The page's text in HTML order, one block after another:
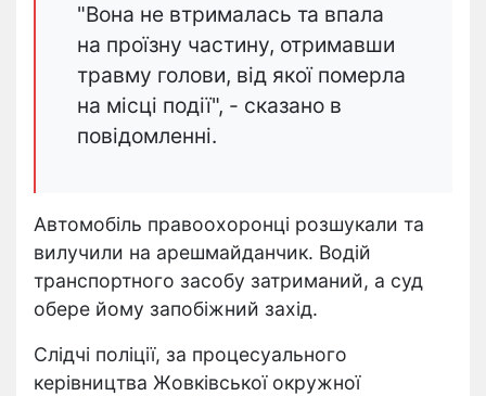
"Вона не втрималась та впала
на проїзну частину, отримавши
травму голови, від якої померла
на місці події", - сказано в
повідомленні.
Автомобіль правоохоронці розшукали та
вилучили на арешмайданчик. Водій
транспортного засобу затриманий, а суд
обере йому запобіжний захід.
Слідчі поліції, за процесуального
керівництва Жовківської окружної